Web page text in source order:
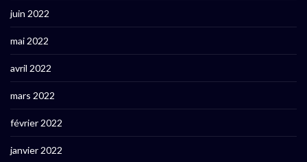
juin 2022
mai 2022
avril 2022
mars 2022
février 2022
janvier 2022